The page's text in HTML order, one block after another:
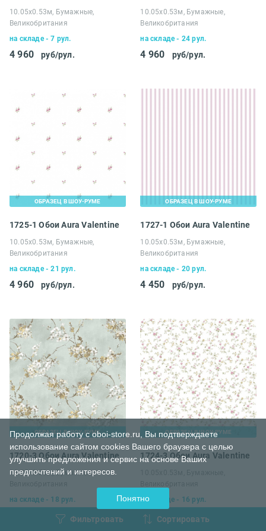
10.05х0.53м, Бумажные,
Великобритания
на складе - 7 рул.
4 960 руб/рул.
10.05х0.53м, Бумажные,
Великобритания
на складе - 24 рул.
4 960 руб/рул.
ОБРАЗЕЦ В ШОУ-РУМЕ
1725-1 Обои Aura Valentine
10.05х0.53м, Бумажные,
Великобритания
на складе - 21 рул.
4 960 руб/рул.
ОБРАЗЕЦ В ШОУ-РУМЕ
1727-1 Обои Aura Valentine
10.05х0.53м, Бумажные,
Великобритания
на складе - 20 рул.
4 450 руб/рул.
ОБРАЗЕЦ В ШОУ-РУМЕ
1720-3 Обои Aura Valentine
10.05х0.53м, Бумажные,
на складе - 18 рул.
руб/рул.
ОБРАЗЕЦ В ШОУ-РУМЕ
1724-3 Обои Aura Valentine
на складе - 16 рул.
4 960 руб/рул.
Фильтровать Сортировать
Продолжая работу с oboi-store.ru, Вы подтверждаете
использование сайтом cookies Вашего браузера с целью
улучшить предложения и сервис на основе Ваших
предпочтений и интересов.
Понятно